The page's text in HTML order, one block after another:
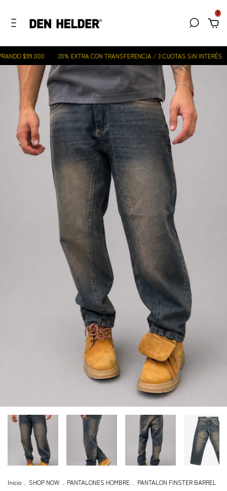
0
$99.000 20% EXTRA CON TRANSFERENCIA / 3 CUOTAS SIN INTERÉS
Inicio SHOP NOW PANTALONES HOMBRE PANTALON FINSTER BARREL